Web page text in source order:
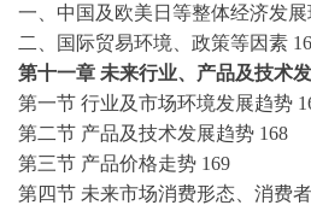
一、中国及欧美日等整体经济发展
二、国际贸易环境、政策等因素
第十一章 未来行业、产品及技术
第一节 行业及市场环境发展趋势
第二节 产品及技术发展趋势 168
第三节 产品价格走势 169
第四节 未来市场消费形态、消费